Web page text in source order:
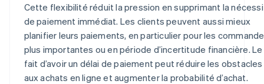
Cette flexibilité réduit la pression en supprimant la
de paiement immédiat. Les clients peuvent aussi mieux
planifier leurs paiements, en particulier pour les
plus importantes ou en période d’incertitude financière. Le
fait d’avoir un délai de paiement peut réduire les obstacles
aux achats en ligne et augmenter la probabilité d’achat.